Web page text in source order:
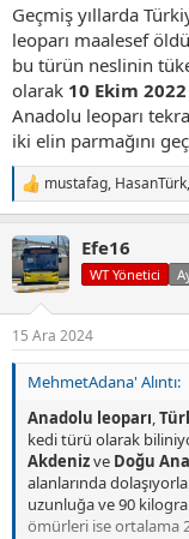
Geçmiş yıllarda
leoparı maalesef
bu türün neslinin
olarak 10 Ekim 2022
Anadolu leoparı
iki elin parmağını
T
e
k
i
l
:
mustafag, HasanTürk,
Efe16
WT Yönetici
15 Ara 2024
MehmetAdana' Alıntı:
Anadolu leoparı,
kedi türü olarak
Akdenizve Doğu
alanlarında
uzunluğa ve 90
ömürleri ise ortalama